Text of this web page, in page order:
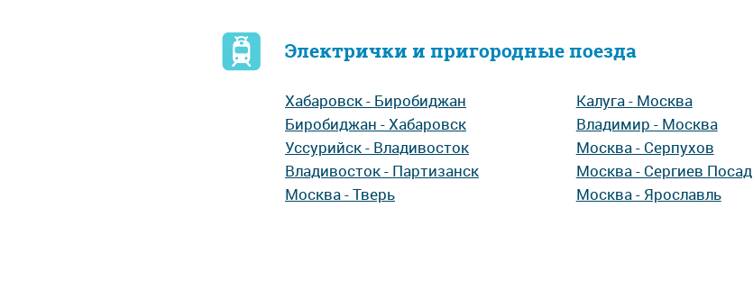
Электрички и пригородные поезда
Хабаровск - Биробиджан
Биробиджан - Хабаровск
Уссурийск - Владивосток
Владивосток - Партизанск
Москва - Тверь
Калуга - Москва
Владимир - Москва
Москва - Серпухов
Москва - Сергиев Посад
Москва - Ярославль